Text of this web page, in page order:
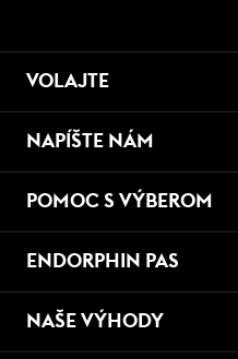
VOLAJTE
NAPÍŠTE NÁM
POMOC S VÝBEROM
ENDORPHIN PAS
NAŠE VÝHODY